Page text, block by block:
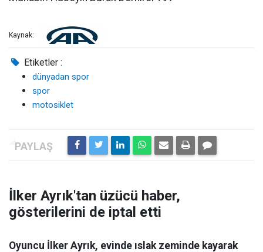
Kaynak:
Etiketler :
dünyadan spor
spor
motosiklet
İlker Ayrık'tan üzücü haber,
gösterilerini de iptal etti
Oyuncu İlker Ayrık, evinde ıslak zeminde kayarak